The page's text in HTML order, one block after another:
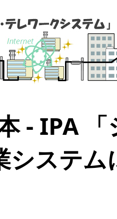
- IPA
システ